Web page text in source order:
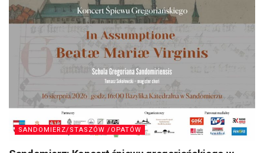
SANDOMIERZ/STASZÓW /OPATÓW